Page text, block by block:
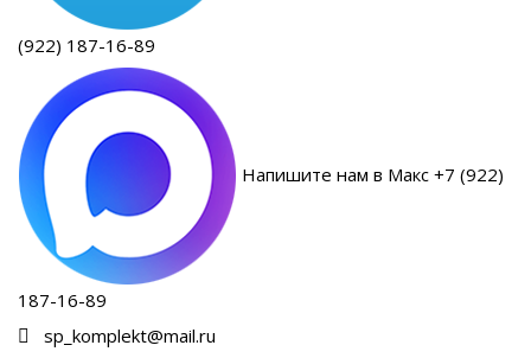
(922) 187-16-89
Напишите нам в Макс +7 (922)
187-16-89
sp_komplekt@mail.ru